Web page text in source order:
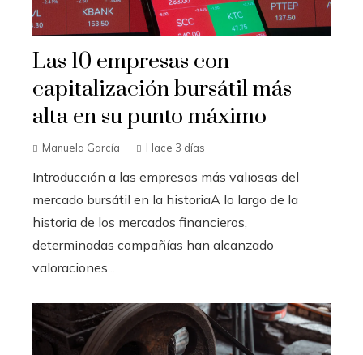
Las 10 empresas con
capitalización bursátil más
alta en su punto máximo
Manuela García Hace 3 días
Introducción a las empresas más valiosas del
mercado bursátil en la historiaA lo largo de la
historia de los mercados financieros,
determinadas compañías han alcanzado
valoraciones...